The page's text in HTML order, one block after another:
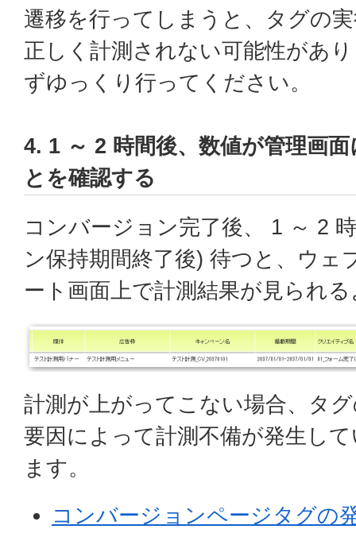
遷移を行ってしまうと、タグの
正しく計測されない可能性があ
ずゆっくり行ってください。
4. 1 ～ 2 時間後、数値が管理画
とを確認する
コンバージョン完了後、 1 ～ 2
ン保持期間終了後) 待つと、ウェ
ート画面上で計測結果が見られ
計測が上がってこない場合、タ
要因によって計測不備が発生し
ます。
コンバージョンページタグの